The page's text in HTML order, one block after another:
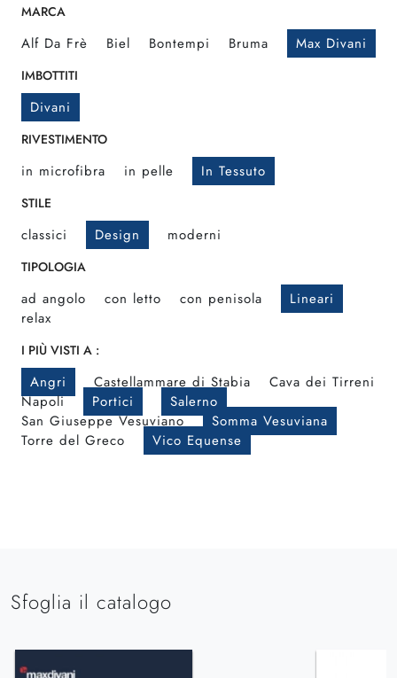
MARCA
Alf Da Frè Biel Bontempi Bruma Max Divani
IMBOTTITI
Divani
RIVESTIMENTO
in microfibra in pelle In Tessuto
STILE
classici Design moderni
TIPOLOGIA
ad angolo con letto con penisola
Lineari
relax
I PIÙ VISTI A :
Angri Castellammare di Stabia
Cava dei Tirreni
Napoli
Portici
Salerno
San Giuseppe Vesuviano
Somma Vesuviana
Torre del Greco
Vico Equense
Sfoglia il catalogo